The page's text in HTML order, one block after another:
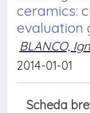
ceramics:
evaluation
BLANCO,
2014-01-01
Scheda